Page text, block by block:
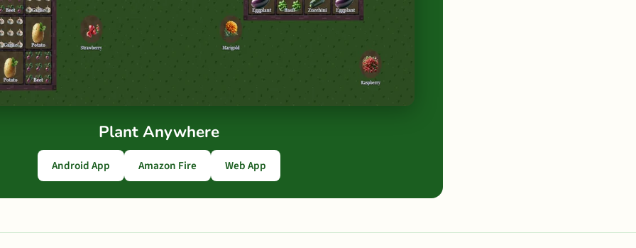
Plant Anywhere
Android App Amazon Fire Web App